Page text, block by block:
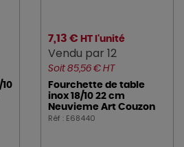
7,13 € HT l'unité
Vendu par 12
Soit 85,56 € HT
Fourchette de table
inox 18/10 22 cm
Neuvieme Art Couzon
Réf : E68440